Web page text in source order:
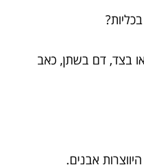
בצד, דם בשתן, כאב
אבנים.